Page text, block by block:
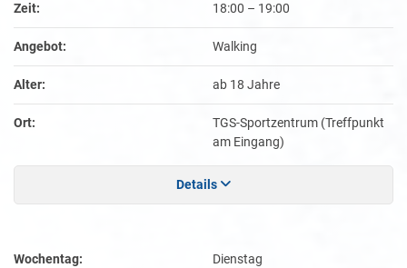
Zeit: 18:00 – 19:00
Angebot: Walking
Alter: ab 18 Jahre
Ort:
TGS-Sportzentrum (Treffpunkt
am Eingang)
Details
Wochentag: Dienstag